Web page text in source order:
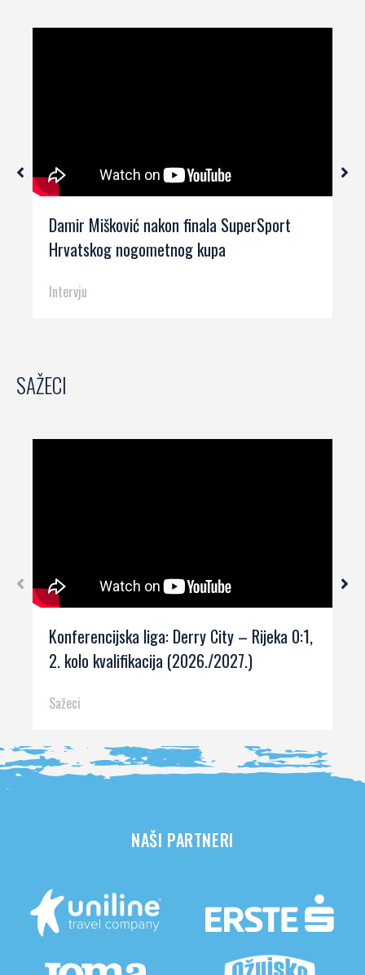
Damir Mišković nakon finala SuperSport
Hrvatskog nogometnog kupa
Intervju
SAŽECI
Konferencijska liga: Derry City – Rijeka 0:1,
2. kolo kvalifikacija (2026./2027.)
Sažeci
NAŠI PARTNERI